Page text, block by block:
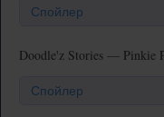
Спойлер
Doodle'z Stories — Pinkie
Спойлер